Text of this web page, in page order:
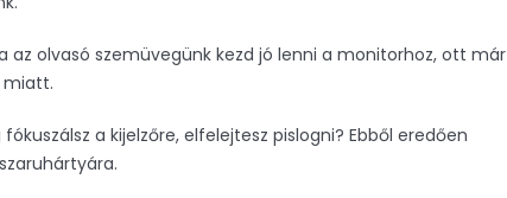
az olvasó szemüvegünk kezd jó lenni a monitorhoz, ott már
miatt.
a kijelzőre, elfelejtesz pislogni? Ebből eredően